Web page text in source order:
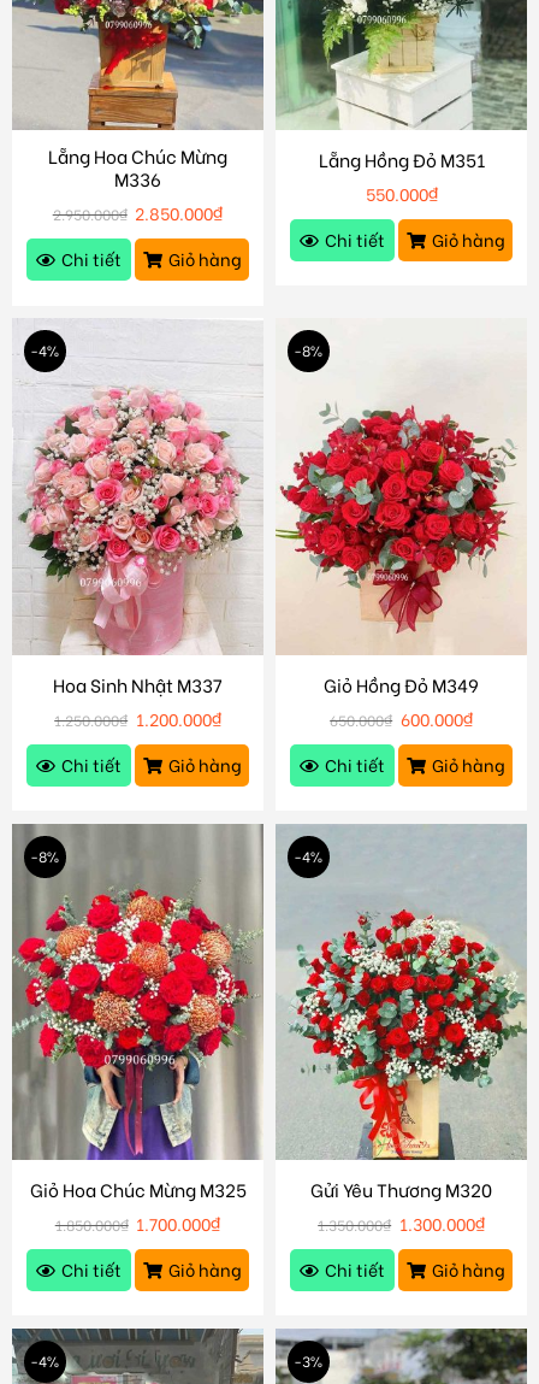
Lẵng Hoa Chúc Mừng
M336
2.950.000₫ 2.850.000₫
Chi tiết
Giỏ hàng
Lẵng Hồng Đỏ M351
550.000₫
Chi tiết
Giỏ hàng
-4%
Hoa Sinh Nhật M337
1.250.000₫ 1.200.000₫
Chi tiết
Giỏ hàng
-8%
Giỏ Hồng Đỏ M349
650.000₫ 600.000₫
Chi tiết
Giỏ hàng
-8%
Giỏ Hoa Chúc Mừng M325
1.850.000₫ 1.700.000₫
Chi tiết
Giỏ hàng
-4%
Gửi Yêu Thương M320
1.350.000₫ 1.300.000₫
Chi tiết
Giỏ hàng
-4% -3%